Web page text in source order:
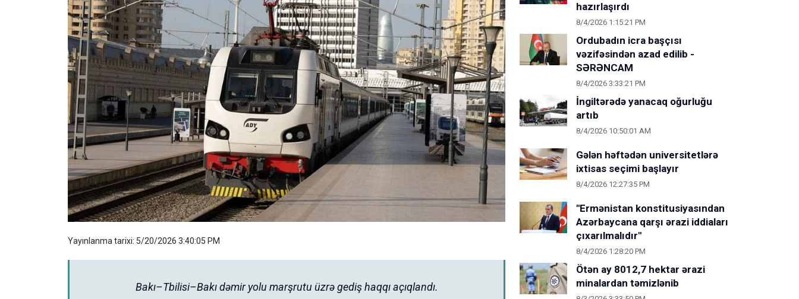
Yayınlanma tarixi: 5/20/2026 3:40:05 PM
Bakı–Tbilisi–Bakı dəmir yolu marşrutu üzrə gediş haqqı açıqlandı.
hazırlaşırdı
8/4/2026 1:15:21 PM
Ordubadın icra başçısı
vəzifəsindən azad edilib -
SƏRƏNCAM
8/4/2026 3:33:21 PM
İngiltərədə yanacaq oğurluğu
artıb
8/4/2026 10:50:01 AM
Gələn həftədən universitetlərə
ixtisas seçimi başlayır
8/4/2026 12:27:35 PM
"Ermənistan konstitusiyasından
Azərbaycana qarşı ərazi iddiaları
çıxarılmalıdır"
8/4/2026 1:28:20 PM
Ötən ay 8012,7 hektar ərazi
minalardan təmizlənib